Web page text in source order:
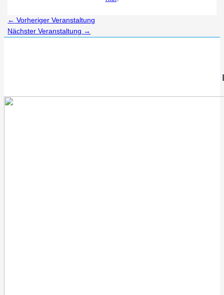
← Vorheriger Veranstaltung
Nächster Veranstaltung →